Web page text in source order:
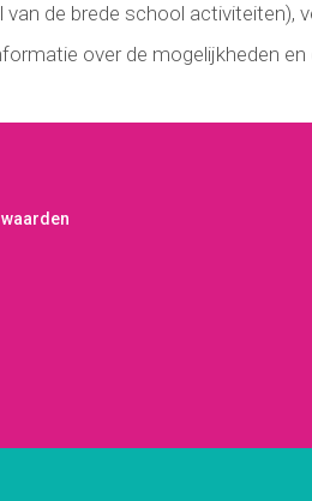
de brede school activiteiten),
over de mogelijkheden en